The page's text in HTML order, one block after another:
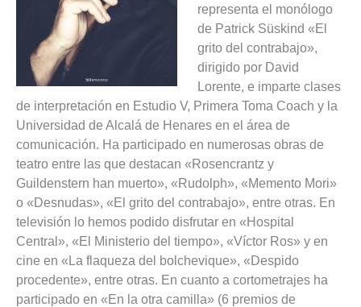
representa el monólogo
de Patrick Süskind «El
grito del contrabajo»,
dirigido por David
Lorente, e imparte clases
de interpretación en Estudio V, Primera Toma Coach y la
Universidad de Alcalá de Henares en el área de
comunicación. Ha participado en numerosas obras de
teatro entre las que destacan «Rosencrantz y
Guildenstern han muerto», «Rudolph», «Memento Mori»
o «Desnudas», «El grito del contrabajo», entre otras. En
televisión lo hemos podido disfrutar en «Hospital
Central», «El Ministerio del tiempo», «Víctor Ros» y en
cine en «La flaqueza del bolchevique», «Despido
procedente», entre otras. En cuanto a cortometrajes ha
participado en «En la otra camilla» (6 premios de